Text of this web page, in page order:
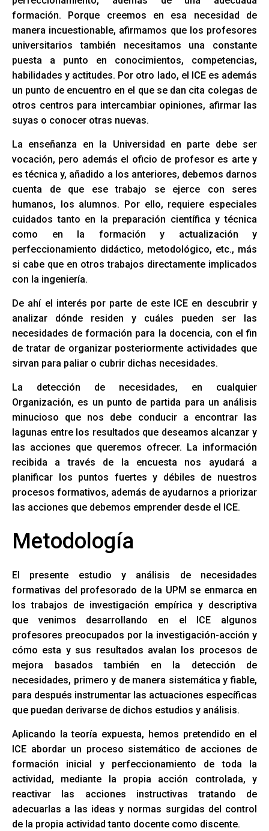
formación. Porque creemos en esa necesidad de
manera incuestionable, afirmamos que los profesores
universitarios también necesitamos una constante
puesta a punto en conocimientos, competencias,
habilidades y actitudes. Por otro lado, el ICE es además
un punto de encuentro en el que se dan cita colegas de
otros centros para intercambiar opiniones, afirmar las
suyas o conocer otras nuevas.
La enseñanza en la Universidad en parte debe ser
vocación, pero además el oficio de profesor es arte y
es técnica y, añadido a los anteriores, debemos darnos
cuenta de que ese trabajo se ejerce con seres
humanos, los alumnos. Por ello, requiere especiales
cuidados tanto en la preparación científica y técnica
como en la formación y actualización y
perfeccionamiento didáctico, metodológico, etc., más
si cabe que en otros trabajos directamente implicados
con la ingeniería.
De ahí el interés por parte de este ICE en descubrir y
analizar dónde residen y cuáles pueden ser las
necesidades de formación para la docencia, con el fin
de tratar de organizar posteriormente actividades que
sirvan para paliar o cubrir dichas necesidades.
La detección de necesidades, en cualquier
Organización, es un punto de partida para un análisis
minucioso que nos debe conducir a encontrar las
lagunas entre los resultados que deseamos alcanzar y
las acciones que queremos ofrecer. La información
recibida a través de la encuesta nos ayudará a
planificar los puntos fuertes y débiles de nuestros
procesos formativos, además de ayudarnos a priorizar
las acciones que debemos emprender desde el ICE.
Metodología
El presente estudio y análisis de necesidades
formativas del profesorado de la UPM se enmarca en
los trabajos de investigación empírica y descriptiva
que venimos desarrollando en el ICE algunos
profesores preocupados por la investigación-acción y
cómo esta y sus resultados avalan los procesos de
mejora basados también en la detección de
necesidades, primero y de manera sistemática y fiable,
para después instrumentar las actuaciones específicas
que puedan derivarse de dichos estudios y análisis.
Aplicando la teoría expuesta, hemos pretendido en el
ICE abordar un proceso sistemático de acciones de
formación inicial y perfeccionamiento de toda la
actividad, mediante la propia acción controlada, y
reactivar las acciones instructivas tratando de
adecuarlas a las ideas y normas surgidas del control
de la propia actividad tanto docente como discente.